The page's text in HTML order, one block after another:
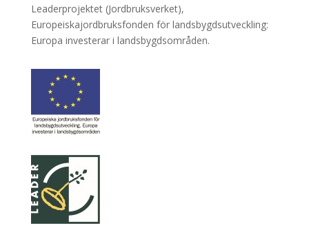
Leaderprojektet (Jordbruksverket),
Europeiskajordbruksfonden för landsbygdsutveckling:
Europa investerar i landsbygdsområden.